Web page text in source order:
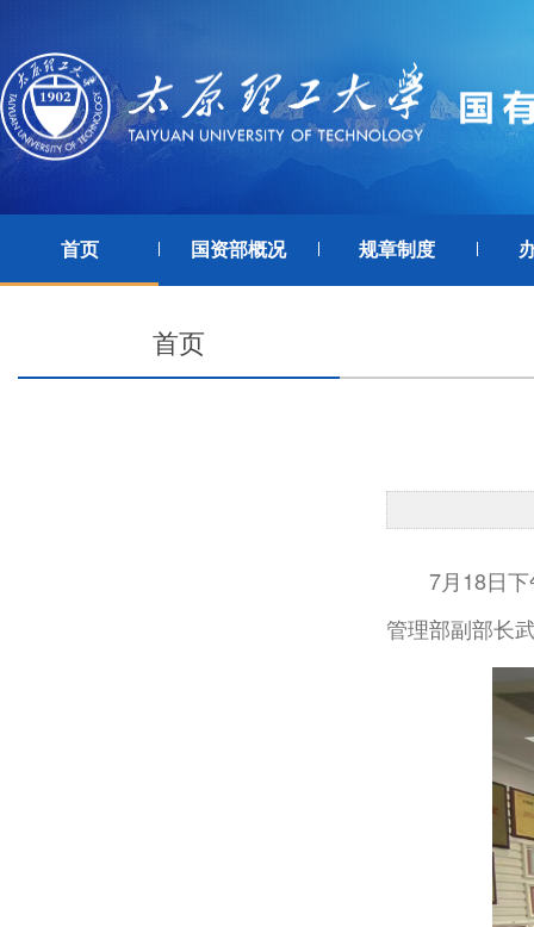
首页 国资部概况 规章制度
首页
7月18日
管理部副部长